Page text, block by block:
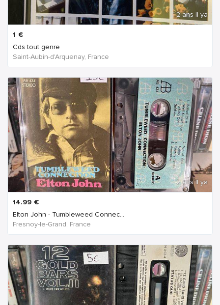
2 ans Il ya
1 €
Cds tout genre
Saint-Aubin-d'Arquenay, France
2 ans Il ya
14.99 €
Elton John - Tumbleweed Connec...
Fresnoy-le-Grand, France